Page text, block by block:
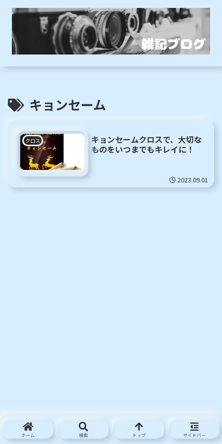
キョンセーム
クロス
キョンセームクロスで、大切な
ものをいつまでもキレイに！
2023.09.01
ホーム 検索 トップ サイドバー